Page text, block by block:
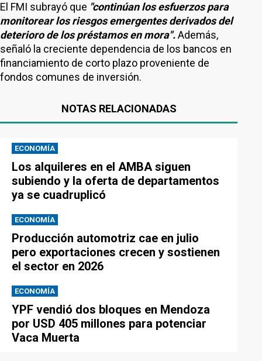
El FMI subrayó que "continúan los esfuerzos para
monitorear los riesgos emergentes derivados del
deterioro de los préstamos en mora".Además,
señaló la creciente dependencia de los bancos en
financiamiento de corto plazo proveniente de
fondos comunes de inversión.
NOTAS RELACIONADAS
ECONOMÍA
Los alquileres en el AMBA siguen
subiendo y la oferta de departamentos
ya se cuadruplicó
ECONOMÍA
Producción automotriz cae en julio
pero exportaciones crecen y sostienen
el sector en 2026
ECONOMÍA
YPF vendió dos bloques en Mendoza
por USD 405 millones para potenciar
Vaca Muerta